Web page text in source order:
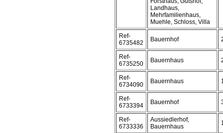
Landhaus,
Mehrfamilienhaus,
Muehle, Schloss, Villa
Ref-
6735482
Bauernhof
Ref-
6735250
Bauernhaus
Ref-
6734090
Bauernhaus
Ref-
6733394
Bauernhof
Ref-
6733336
Aussiedlerhof,
Bauernhaus